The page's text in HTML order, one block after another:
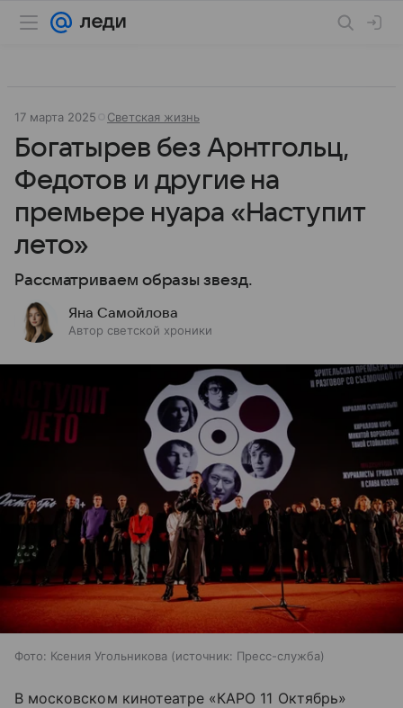
17 марта 2025 Светская жизнь
Богатырев без Арнтгольц,
Федотов и другие на
премьере нуара «Наступит
лето»
Рассматриваем образы звезд.
Яна Самойлова
Автор светской хроники
Фото: Ксения Угольникова источник: Пресс-служба
В московском кинотеатре «КАРО 11 Октябрь»